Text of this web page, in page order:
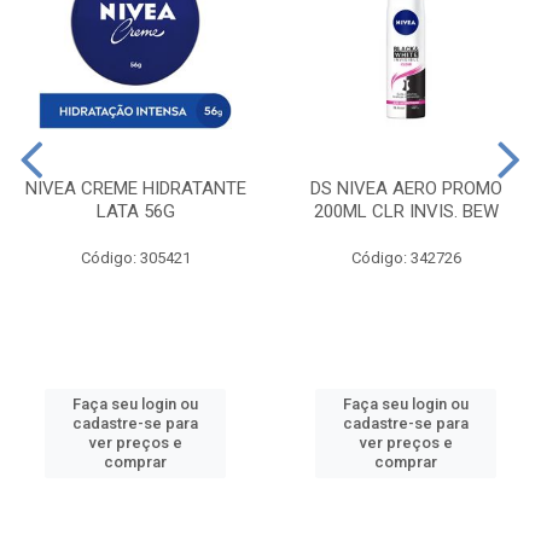
NIVEA CREME HIDRATANTE
LATA 56G
Código: 305421
Faça seu login ou
cadastre-se para
ver preços e
comprar
DS NIVEA AERO PROMO
200ML CLR INVIS. BEW
Código: 342726
Faça seu login ou
cadastre-se para
ver preços e
comprar